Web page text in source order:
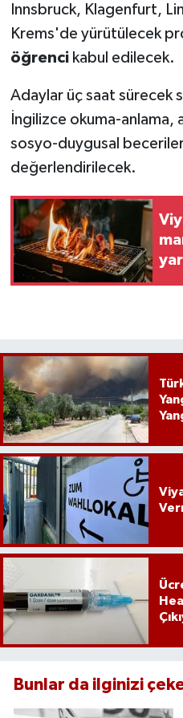
Innsbruck, Klagenfurt,
Krems'de yürütülecek
öğrencikabul edilecek.
Adaylar üç saat sürecek
İngilizce okuma-anlama,
sosyo-duygusal beceriler
değerlendirilecek.
Bunlar da ilginizi